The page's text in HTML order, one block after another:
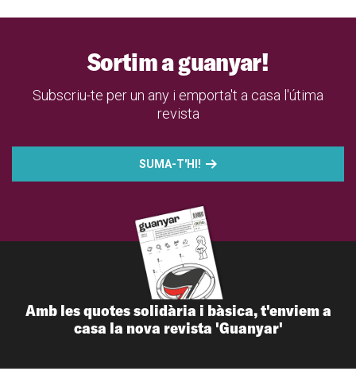
Sortim a guanyar!
Subscriu-te per un any i emporta't a casa l'útima
revista
SUMA-T'HI!
Amb les quotes solidària i bàsica, t'enviem a
casa la nova revista 'Guanyar'